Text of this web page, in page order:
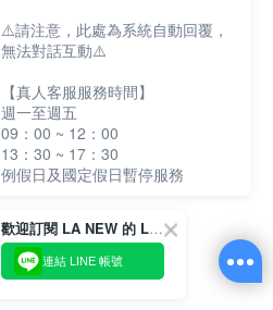
歡迎訂閱 LA NEW 的 LINE 官方帳號
連結 LINE 帳號
⚠️請注意，此處為系統自動回覆，
無法對話互動⚠️
【真人客服服務時間】
週一至週五
09：00 ~ 12：00
13：30 ~ 17：30
例假日及國定假日暫停服務